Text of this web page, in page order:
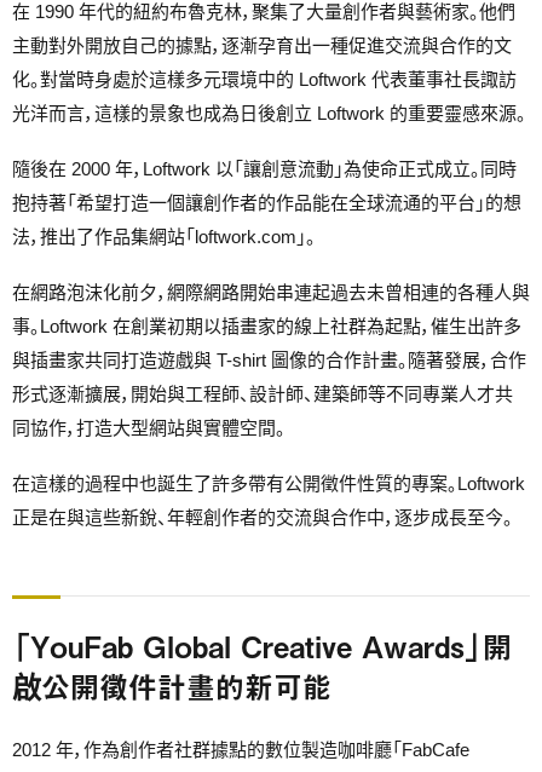
在 1990 年代的紐約布魯克林，聚集了大量創作者與藝術家。他們
主動對外開放自己的據點，逐漸孕育出一種促進交流與合作的文
化。對當時身處於這樣多元環境中的 Loftwork 代表董事社長諏訪
光洋而言，這樣的景象也成為日後創立 Loftwork 的重要靈感來源。
隨後在 2000 年，Loftwork 以「讓創意流動」為使命正式成立。同時
抱持著「希望打造一個讓創作者的作品能在全球流通的平台」的想
法，推出了作品集網站「loftwork.com」。
在網路泡沫化前夕，網際網路開始串連起過去未曾相連的各種人與
事。Loftwork 在創業初期以插畫家的線上社群為起點，催生出許多
與插畫家共同打造遊戲與 T-shirt 圖像的合作計畫。隨著發展，合作
形式逐漸擴展，開始與工程師、設計師、建築師等不同專業人才共
同協作，打造大型網站與實體空間。
在這樣的過程中也誕生了許多帶有公開徵件性質的專案。Loftwork
正是在與這些新銳、年輕創作者的交流與合作中，逐步成長至今。
「YouFab Global Creative Awards」開
啟公開徵件計畫的新可能
2012 年，作為創作者社群據點的數位製造咖啡廳「FabCafe